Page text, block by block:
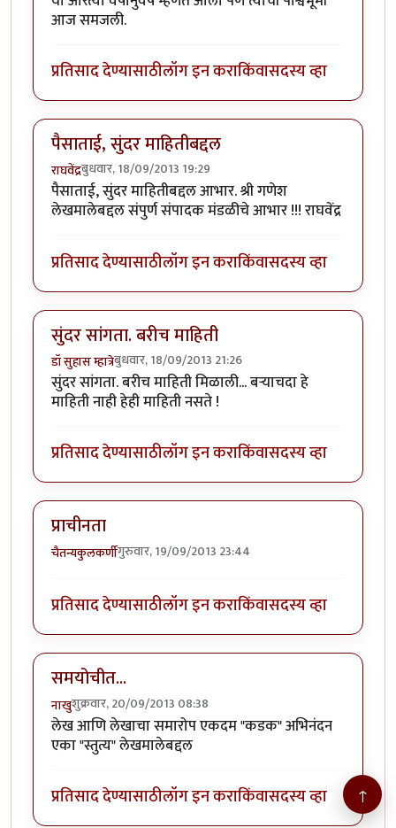
आज समजली.
प्रतिसाद देण्यासाठीलॉग इन कराकिंवासदस्य व्हा
पैसाताई, सुंदर माहितीबद्दल
राघवेंद्रबुधवार, 18/09/2013 19:29
पैसाताई, सुंदर माहितीबद्दल आभार. श्री गणेश
लेखमालेबद्दल संपुर्ण संपादक मंडळीचे आभार !!! राघवेंद्र
प्रतिसाद देण्यासाठीलॉग इन कराकिंवासदस्य व्हा
सुंदर सांगता. बरीच माहिती
डॉ सुहास म्हात्रेबुधवार, 18/09/2013 21:26
सुंदर सांगता. बरीच माहिती मिळाली... बर्‍याचदा हे
माहिती नाही हेही माहिती नसते !
प्रतिसाद देण्यासाठीलॉग इन कराकिंवासदस्य व्हा
प्राचीनता
चैतन्यकुलकर्णीगुरुवार, 19/09/2013 23:44
प्रतिसाद देण्यासाठीलॉग इन कराकिंवासदस्य व्हा
समयोचीत...
नाखुशुक्रवार, 20/09/2013 08:38
लेख आणि लेखाचा समारोप एकदम "कडक" अभिनंदन
एका "स्तुत्य" लेखमालेबद्दल
प्रतिसाद देण्यासाठीलॉग इन कराकिंवासदस्य व्हा ↑